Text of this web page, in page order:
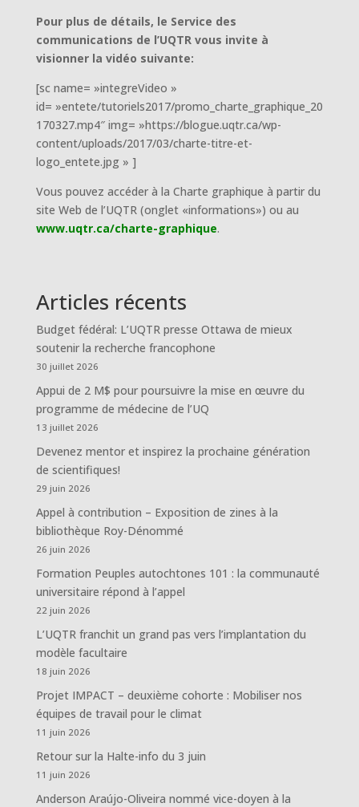
Pour plus de détails, le Service des
communications de l’UQTR vous invite à
visionner la vidéo suivante:
[sc name= »integreVideo »
id= »entete/tutoriels2017/promo_charte_graphique_20
170327.mp4″ img= »https://blogue.uqtr.ca/wp-
content/uploads/2017/03/charte-titre-et-
logo_entete.jpg » ]
Vous pouvez accéder à la Charte graphique à partir du
site Web de l’UQTR (onglet «informations») ou au
www.uqtr.ca/charte-graphique.
Articles récents
Budget fédéral: L’UQTR presse Ottawa de mieux
soutenir la recherche francophone
30 juillet 2026
Appui de 2 M$ pour poursuivre la mise en œuvre du
programme de médecine de l’UQ
13 juillet 2026
Devenez mentor et inspirez la prochaine génération
de scientifiques!
29 juin 2026
Appel à contribution – Exposition de zines à la
bibliothèque Roy-Dénommé
26 juin 2026
Formation Peuples autochtones 101 : la communauté
universitaire répond à l’appel
22 juin 2026
L’UQTR franchit un grand pas vers l’implantation du
modèle facultaire
18 juin 2026
Projet IMPACT – deuxième cohorte : Mobiliser nos
équipes de travail pour le climat
11 juin 2026
Retour sur la Halte-info du 3 juin
11 juin 2026
Anderson Araújo-Oliveira nommé vice-doyen à la